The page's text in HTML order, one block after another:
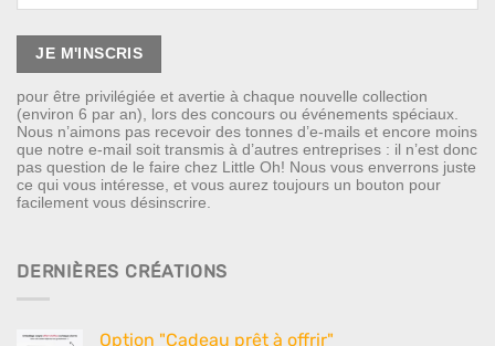
pour être privilégiée et avertie à chaque nouvelle collection
(environ 6 par an), lors des concours ou événements spéciaux.
Nous n’aimons pas recevoir des tonnes d’e-mails et encore moins
que notre e-mail soit transmis à d’autres entreprises : il n’est donc
pas question de le faire chez Little Oh! Nous vous enverrons juste
ce qui vous intéresse, et vous aurez toujours un bouton pour
facilement vous désinscrire.
DERNIÈRES CRÉATIONS
Option "Cadeau prêt à offrir"